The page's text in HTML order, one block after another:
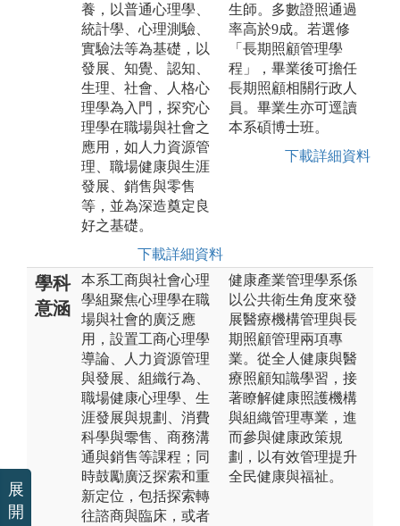
養，以普通心理學、
統計學、心理測驗、
實驗法等為基礎，以
發展、知覺、認知、
生理、社會、人格心
理學為入門，探究心
理學在職場與社會之
應用，如人力資源管
理、職場健康與生涯
發展、銷售與零售
等，並為深造奠定良
好之基礎。
下載詳細資料
生師。多數證照通過
率高於9成。若選修
「長期照顧管理學
程」，畢業後可擔任
長期照顧相關行政人
員。畢業生亦可逕讀
本系碩博士班。
下載詳細資料
學科
意涵
本系工商與社會心理
學組聚焦心理學在職
場與社會的廣泛應
用，設置工商心理學
導論、人力資源管理
與發展、組織行為、
職場健康心理學、生
涯發展與規劃、消費
科學與零售、商務溝
通與銷售等課程；同
時鼓勵廣泛探索和重
新定位，包括探索轉
往諮商與臨床，或者
健康產業管理學系係
以公共衛生角度來發
展醫療機構管理與長
期照顧管理兩項專
業。從全人健康與醫
療照顧知識學習，接
著瞭解健康照護機構
與組織管理專業，進
而參與健康政策規
劃，以有效管理提升
全民健康與福祉。
展
開